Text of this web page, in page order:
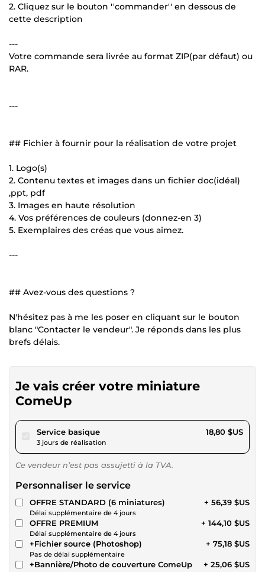
2. Cliquez sur le bouton ''commander'' en dessous de
cette description
---
Votre commande sera livrée au format ZIP(par défaut) ou
RAR.
---
## Fichier à fournir pour la réalisation de votre projet
1. Logo(s)
2. Contenu textes et images dans un fichier doc(idéal)
,ppt, pdf
3. Images en haute résolution
4. Vos préférences de couleurs (donnez-en 3)
5. Exemplaires des créas que vous aimez.
---
## Avez-vous des questions ?
N'hésitez pas à me les poser en cliquant sur le bouton
blanc "Contacter le vendeur". Je réponds dans les plus
brefs délais.
Je vais créer votre miniature
ComeUp
Service basiquepour 17,32 $US
3 jours de réalisation
18,80 $US
Ce vendeur n’est pas assujetti à la TVA.
Personnaliser le service
OFFRE STANDARD (6 miniatures)
Délai supplémentaire de 4 jours
+ 56,39 $US
OFFRE PREMIUM
Délai supplémentaire de 4 jours
+ 144,10 $US
+Fichier source (Photoshop)
Pas de délai supplémentaire
+ 75,18 $US
+Bannière/Photo de couverture ComeUp + 25,06 $US